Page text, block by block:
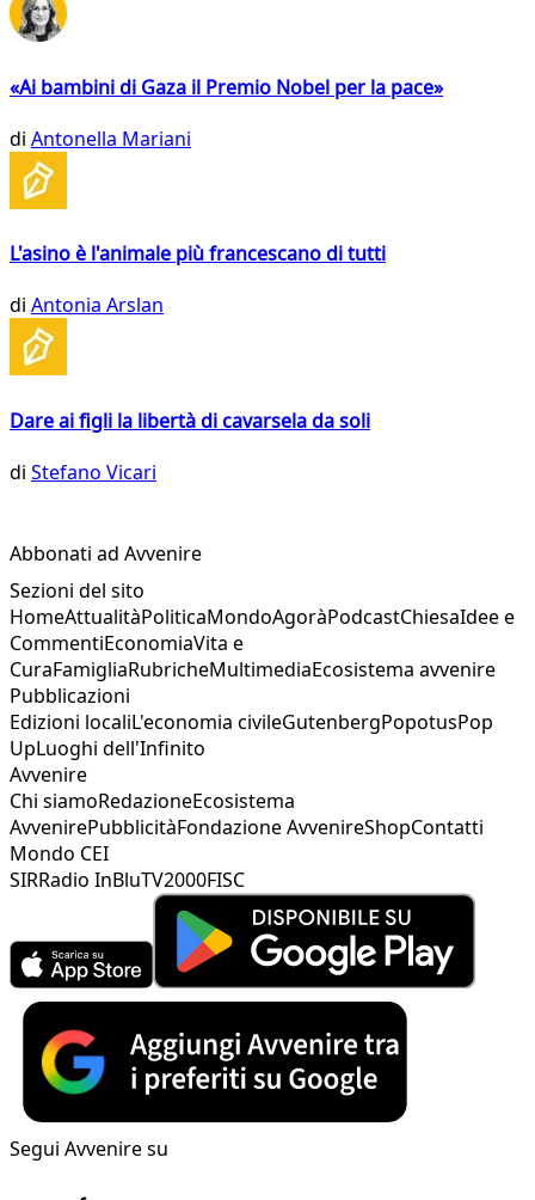
«Ai bambini di Gaza il Premio Nobel per la pace»
di Antonella Mariani
L'asino è l'animale più francescano di tutti
di Antonia Arslan
Dare ai figli la libertà di cavarsela da soli
di Stefano Vicari
Abbonati ad Avvenire
Sezioni del sito
HomeAttualitàPoliticaMondoAgoràPodcastChiesaIdee e
CommentiEconomiaVita e
CuraFamigliaRubricheMultimediaEcosistema avvenire
Pubblicazioni
Edizioni localiL'economia civileGutenbergPopotusPop
UpLuoghi dell'Infinito
Avvenire
Chi siamoRedazioneEcosistema
AvvenirePubblicitàFondazione AvvenireShopContatti
Mondo CEI
SIRRadio InBluTV2000FISC
Segui Avvenire su